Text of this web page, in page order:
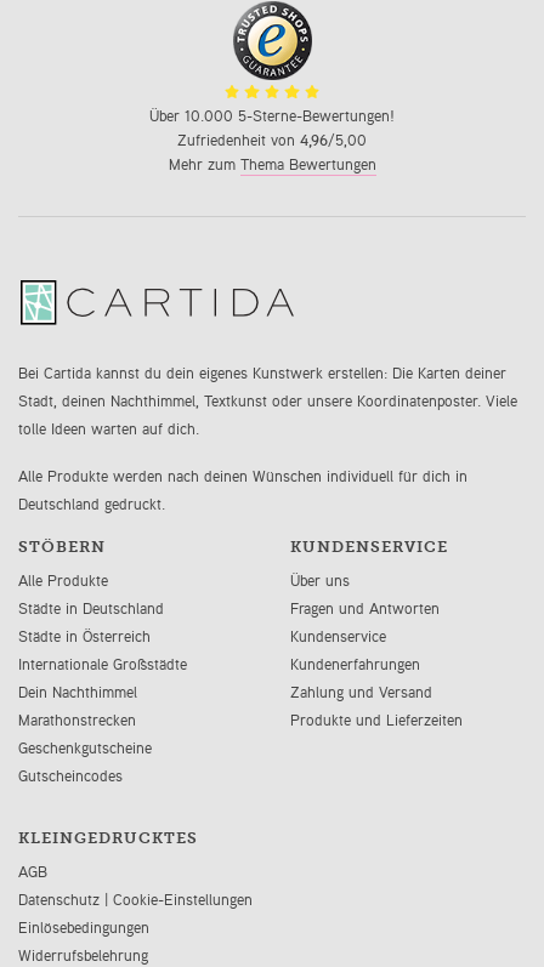
Über 10.000 5-Sterne-Bewertungen!
Zufriedenheit von 4,96/5,00
Mehr zum Thema Bewertungen
Bei Cartida kannst du dein eigenes Kunstwerk erstellen: Die Karten deiner
Stadt, deinen Nachthimmel, Textkunst oder unsere Koordinatenposter. Viele
tolle Ideen warten auf dich.
Alle Produkte werden nach deinen Wünschen individuell für dich in
Deutschland gedruckt.
STÖBERN
Alle Produkte
Städte in Deutschland
Städte in Österreich
Internationale Großstädte
Dein Nachthimmel
Marathonstrecken
Geschenkgutscheine
Gutscheincodes
KUNDENSERVICE
Über uns
Fragen und Antworten
Kundenservice
Kundenerfahrungen
Zahlung und Versand
Produkte und Lieferzeiten
KLEINGEDRUCKTES
AGB
Datenschutz | Cookie-Einstellungen
Einlösebedingungen
Widerrufsbelehrung